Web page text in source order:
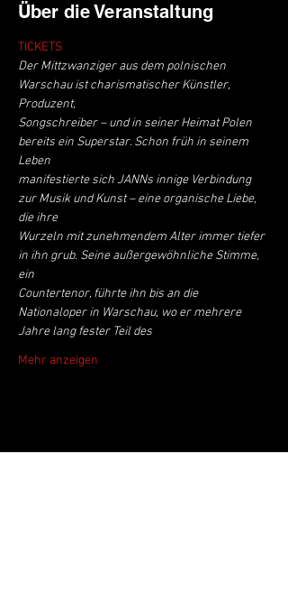
Über die Veranstaltung
TICKETS
Der Mittzwanziger aus dem polnischen
Warschau ist charismatischer Künstler,
Produzent,
Songschreiber – und in seiner Heimat Polen
bereits ein Superstar. Schon früh in seinem
Leben
manifestierte sich JANNs innige Verbindung
zur Musik und Kunst – eine organische Liebe,
die ihre
Wurzeln mit zunehmendem Alter immer tiefer
in ihn grub. Seine außergewöhnliche Stimme,
ein
Countertenor, führte ihn bis an die
Nationaloper in Warschau, wo er mehrere
Jahre lang fester Teil des
Mehr anzeigen